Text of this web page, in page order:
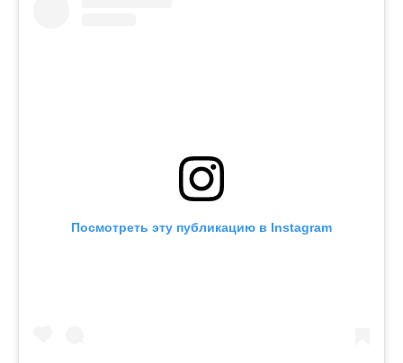
Посмотреть эту публикацию в Instagram